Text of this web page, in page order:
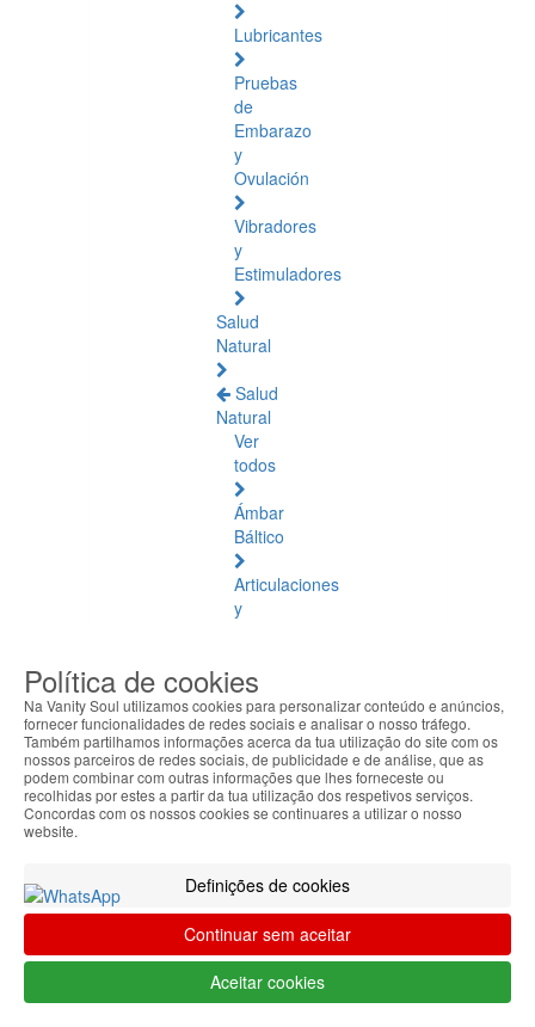
Lubricantes
Pruebas
de
Embarazo
y
Ovulación
Vibradores
y
Estimuladores
Salud
Natural
Salud
Natural
Ver
todos
Ámbar
Báltico
Articulaciones
y
Bienestar
Diario
Circulación
y
Piernas
Cansadas
de
Aromaterapia
Aceites
Esenciales
Política de cookies
Na Vanity Soul utilizamos cookies para personalizar conteúdo e anúncios,
fornecer funcionalidades de redes sociais e analisar o nosso tráfego.
Também partilhamos informações acerca da tua utilização do site com os
nossos parceiros de redes sociais, de publicidade e de análise, que as
podem combinar com outras informações que lhes forneceste ou
recolhidas por estes a partir da tua utilização dos respetivos serviços.
Concordas com os nossos cookies se continuares a utilizar o nosso
website.
Definições de cookies
Continuar sem aceitar
Aceitar cookies